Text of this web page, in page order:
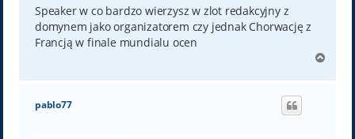
t
Speaker w co bardzo wierzysz w zlot redakcyjny z
domynem jako organizatorem czy jednak Chorwację z
Francją w finale mundialu ocen
g
pablo77